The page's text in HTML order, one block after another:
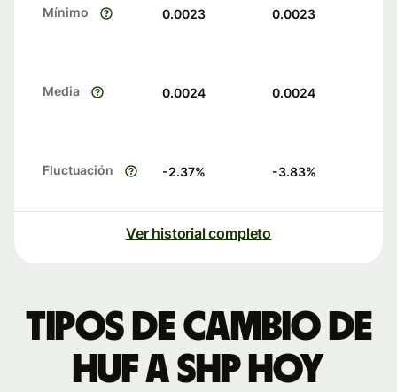
Mínimo 0.0023 0.0023
Media 0.0024 0.0024
Fluctuación -2.37% -3.83%
Ver historial completo
Tipos de cambio de
HUF a SHP hoy